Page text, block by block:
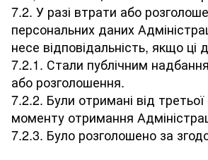
7.2. У разі втрати або
персональних даних
несе відповідальність, якщо ці
7.2.1. Стали публічним
або розголошення.
7.2.2. Були отримані від
моменту отримання
7.2.3. Було розголошено за